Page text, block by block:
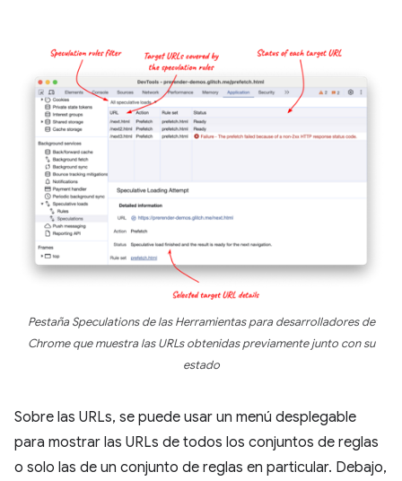
Pestaña Speculations de las Herramientas para desarrolladores de
Chrome que muestra las URLs obtenidas previamente junto con su
estado
Sobre las URLs, se puede usar un menú desplegable
para mostrar las URLs de todos los conjuntos de reglas
o solo las de un conjunto de reglas en particular. Debajo,